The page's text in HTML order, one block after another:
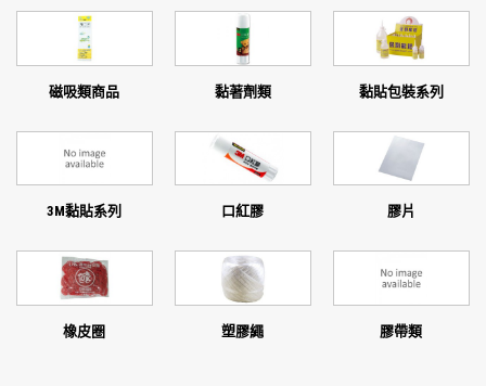
磁吸類商品 黏著劑類 黏貼包裝系列
3M黏貼系列 口紅膠 膠片
橡皮圈 塑膠繩 膠帶類